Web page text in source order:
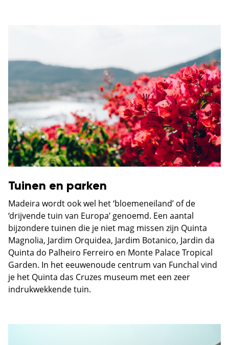
Tuinen en parken
Madeira wordt ook wel het ‘bloemeneiland’ of de
‘drijvende tuin van Europa’ genoemd. Een aantal
bijzondere tuinen die je niet mag missen zijn Quinta
Magnolia, Jardim Orquidea, Jardim Botanico, Jardin da
Quinta do Palheiro Ferreiro en Monte Palace Tropical
Garden. In het eeuwenoude centrum van Funchal vind
je het Quinta das Cruzes museum met een zeer
indrukwekkende tuin.